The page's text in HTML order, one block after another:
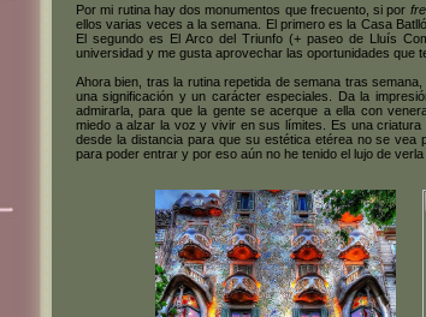
Por mi rutina hay dos monumentos que frecuento, si por
ellos varias veces a la semana. El primero es la Casa
El segundo es El Arco del Triunfo (+ paseo de Lluís
universidad y me gusta aprovechar las oportunidades que
Ahora bien, tras la rutina repetida de semana tras
una significación y un carácter especiales. Da la
admirarla, para que la gente se acerque a ella con
miedo a alzar la voz y vivir en sus límites. Es una
desde la distancia para que su estética etérea no se vea
para poder entrar y por eso aún no he tenido el lujo de verla